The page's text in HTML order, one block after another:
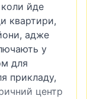
йде
квартири,
адже
у
для
прикладу,
центр